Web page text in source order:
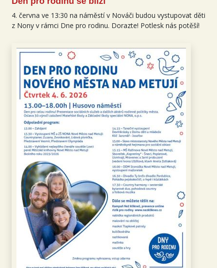
4. června ve 13:30 na náměstí v Nováči budou vystupovat děti
z Nony v rámci Dne pro rodinu. Dorazte! Potlesk nás potěší!